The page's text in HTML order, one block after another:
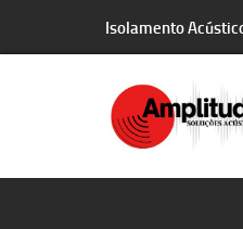
Isolamento